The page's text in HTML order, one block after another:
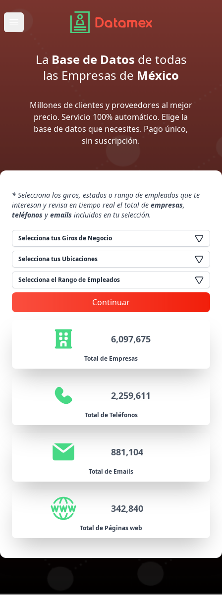
Abrir menú principal
La Base de Datos de todas
las Empresas de México
Millones de clientes y proveedores al mejor
precio. Servicio 100% automático. Elige la
base de datos que necesites. Pago único,
sin suscripción.
* Selecciona los giros, estados o rango de empleados que te
interesan y revisa en tiempo real el total de empresas,
teléfonos y emails incluidos en tu selección.
Selecciona tus Giros de Negocio
Selecciona tus Ubicaciones
Selecciona el Rango de Empleados
Continuar
6,097,675
Total de Empresas
2,259,611
Total de Teléfonos
881,104
Total de Emails
342,840
Total de Páginas web